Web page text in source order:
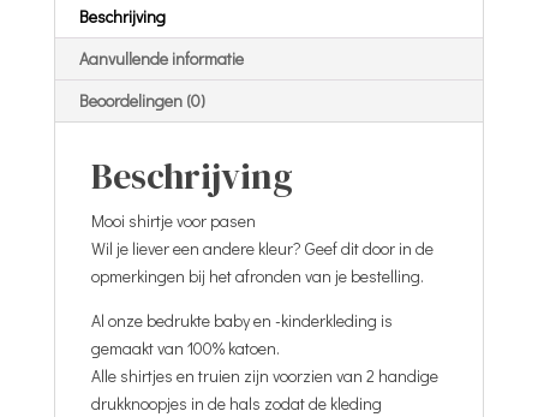
Beschrijving
Aanvullende informatie
Beoordelingen (0)
Beschrijving
Mooi shirtje voor pasen
Wil je liever een andere kleur? Geef dit door in de
opmerkingen bij het afronden van je bestelling.
Al onze bedrukte baby en -kinderkleding is
gemaakt van 100% katoen.
Alle shirtjes en truien zijn voorzien van 2 handige
drukknoopjes in de hals zodat de kleding